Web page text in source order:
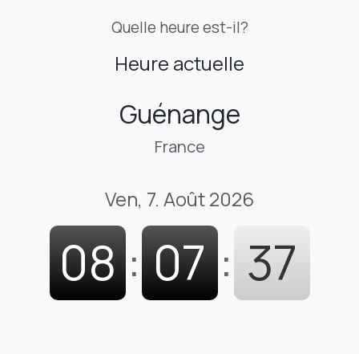
Quelle heure est-il?
Heure actuelle
Guénange
France
Ven, 7. Août 2026
08 : 07 : 38